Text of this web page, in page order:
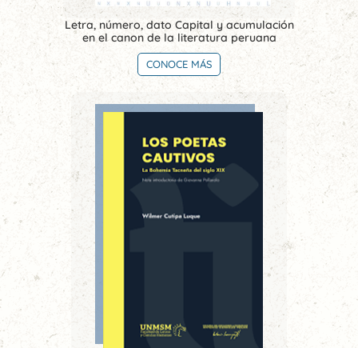
Letra, número, dato Capital y acumulación
en el canon de la literatura peruana
CONOCE MÁS